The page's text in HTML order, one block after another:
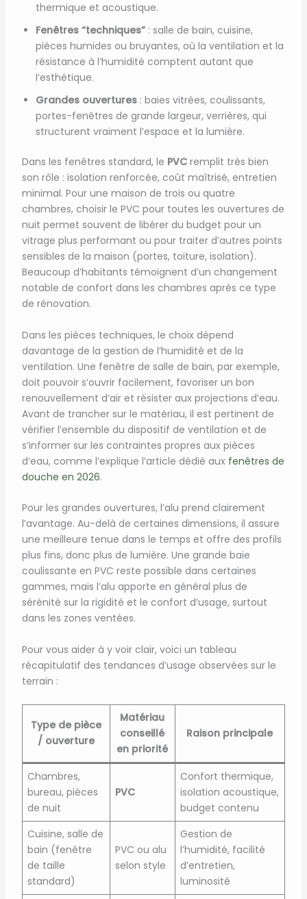
thermique et acoustique.
Fenêtres “techniques”: salle de bain, cuisine,
pièces humides ou bruyantes, où la ventilation et la
résistance à l’humidité comptent autant que
l’esthétique.
Grandes ouvertures: baies vitrées, coulissants,
portes-fenêtres de grande largeur, verrières, qui
structurent vraiment l’espace et la lumière.
Dans les fenêtres standard, le PVCremplit très bien
son rôle : isolation renforcée, coût maîtrisé, entretien
minimal. Pour une maison de trois ou quatre
chambres, choisir le PVC pour toutes les ouvertures de
nuit permet souvent de libérer du budget pour un
vitrage plus performant ou pour traiter d’autres points
sensibles de la maison (portes, toiture, isolation).
Beaucoup d’habitants témoignent d’un changement
notable de confort dans les chambres après ce type
de rénovation.
Dans les pièces techniques, le choix dépend
davantage de la gestion de l’humidité et de la
ventilation. Une fenêtre de salle de bain, par exemple,
doit pouvoir s’ouvrir facilement, favoriser un bon
renouvellement d’air et résister aux projections d’eau.
Avant de trancher sur le matériau, il est pertinent de
vérifier l’ensemble du dispositif de ventilation et de
s’informer sur les contraintes propres aux pièces
d’eau, comme l’explique l’article dédié aux fenêtres de
douche en 2026.
Pour les grandes ouvertures, l’alu prend clairement
l’avantage. Au-delà de certaines dimensions, il assure
une meilleure tenue dans le temps et offre des profils
plus fins, donc plus de lumière. Une grande baie
coulissante en PVC reste possible dans certaines
gammes, mais l’alu apporte en général plus de
sérénité sur la rigidité et le confort d’usage, surtout
dans les zones ventées.
Pour vous aider à y voir clair, voici un tableau
récapitulatif des tendances d’usage observées sur le
terrain :
Type de pièce
/ ouverture
Matériau
conseillé
en priorité
Raison principale
Chambres,
bureau, pièces
de nuit
PVC
Confort thermique,
isolation acoustique,
budget contenu
Cuisine, salle de
bain (fenêtre
de taille
standard)
PVC ou alu
selon style
Gestion de
l’humidité, facilité
d’entretien,
luminosité